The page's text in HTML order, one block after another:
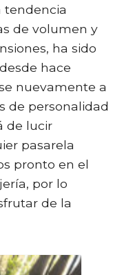
tendencia
de volumen y
ha sido
hace
nuevamente a
de personalidad
de lucir
pasarela
pronto en el
por lo
de la